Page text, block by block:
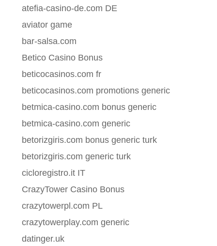
atefia-casino-de.com DE
aviator game
bar-salsa.com
Betico Casino Bonus
beticocasinos.com fr
beticocasinos.com promotions generic
betmica-casino.com bonus generic
betmica-casino.com generic
betorizgiris.com bonus generic turk
betorizgiris.com generic turk
cicloregistro.it IT
CrazyTower Casino Bonus
crazytowerpl.com PL
crazytowerplay.com generic
datinger.uk